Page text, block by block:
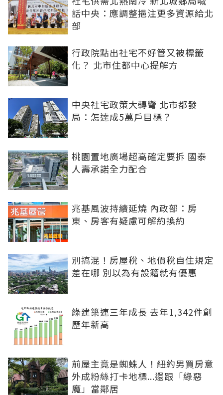
話中央：應調整挹注更多資源給北
部
行政院點出社宅不好管又被標籤
化？ 北市住都中心提解方
中央社宅政策大轉彎 北市都發
局：怎達成5萬戶目標？
桃園置地廣場超高確定要拆 國泰
人壽承諾全力配合
兆基風波持續延燒 內政部：房
東、房客有疑慮可解約換約
別搞混！房屋稅、地價稅自住規定
差在哪 別以為有設籍就有優惠
綠建築連三年成長 去年1,342件創
歷年新高
前屋主竟是蜘蛛人！紐約男買房意
外成粉絲打卡地標...還跟「綠惡
魔」當鄰居